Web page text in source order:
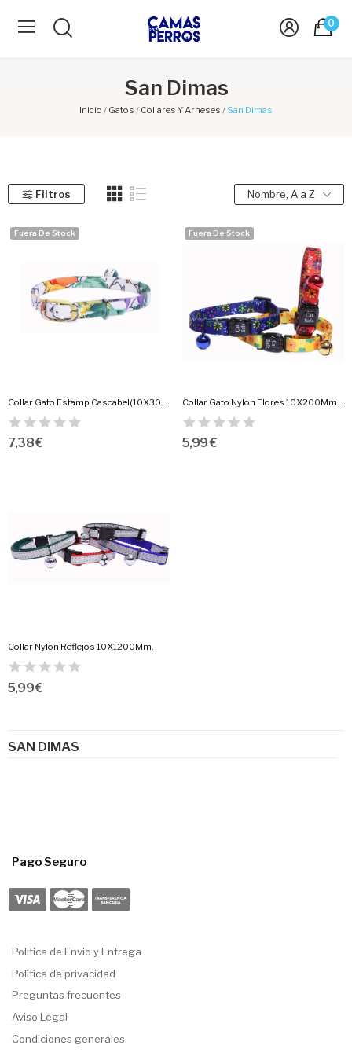
0
San Dimas
Inicio Gatos Collares Y Arneses San Dimas
SAN DIMAS
Filtros Nombre, A a Z
Fuera De Stock
Collar Gato Estamp.Cascabel(10X300) Verde
7,38 €
Fuera De Stock
Collar Gato Nylon Flores 10X200Mm. Estampado
5,99 €
Collar Nylon Reflejos 10X1200Mm.
5,99 €
Pago Seguro
Politica de Envio y Entrega
Política de privacidad
Preguntas frecuentes
Aviso Legal
Condiciones generales